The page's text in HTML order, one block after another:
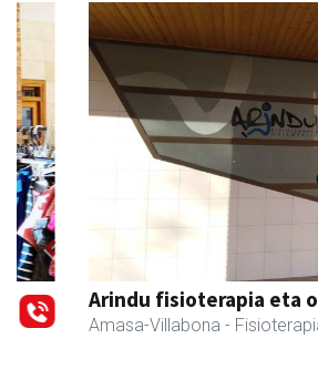
Arindu fisioterapia eta
Amasa-Villabona - Fisioterapia
Previous